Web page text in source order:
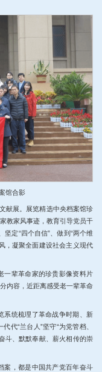
献展。展览精选中央档案馆珍
教家风事迹，教育引导党员干
坚定“四个自信”、做到“两个维
，凝聚全面建设社会主义现代
一辈革命家的珍贵影像资料片
内容，近距离感受老一辈革命
系统梳理了革命战争时期、新
代“兰台人”坚守“为党管档、
斗、默默奉献、薪火相传的崇
案，都是中国共产党百年奋斗